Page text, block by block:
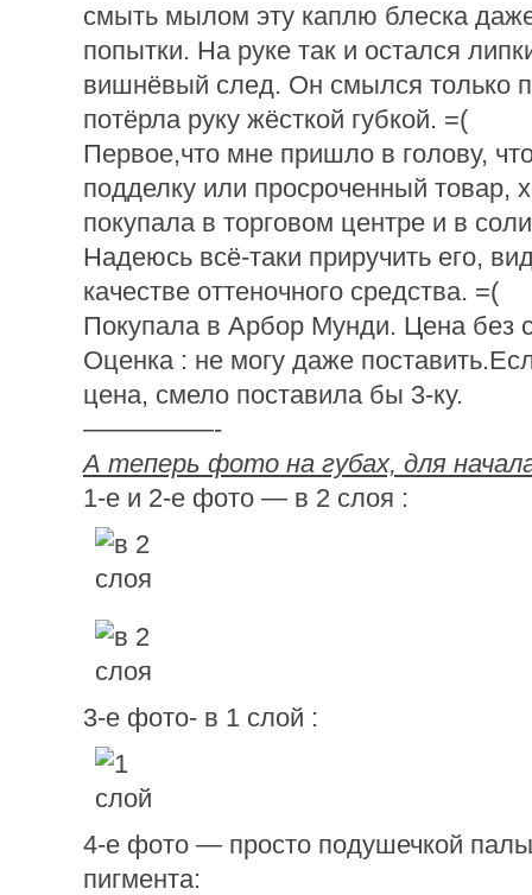
смыть мылом эту каплю блеска
попытки. На руке так и остался
вишнёвый след. Он смылся только
потёрла руку жёсткой губкой. =(
Первое,что мне пришло в голову,
подделку или просроченный товар,
покупала в торговом центре и в
Надеюсь всё-таки приручить его,
качестве оттеночного средства. =(
Покупала в Арбор Мунди. Цена без
Оценка : не могу даже
цена, смело поставила бы 3-ку.
—————-
А теперь фото на губах, для
1-е и 2-е фото — в 2 слоя :
3-е фото- в 1 слой :
4-е фото — просто подушечкой
пигмента: